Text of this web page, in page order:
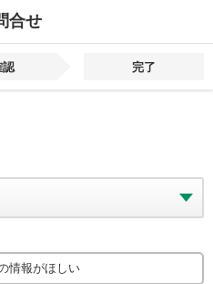
合せ
認 完了
情報がほしい